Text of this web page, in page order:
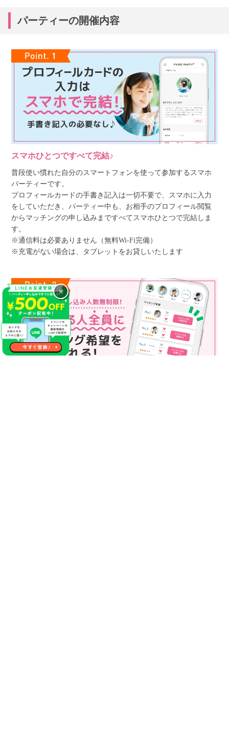
パーティーの開催内容
スマホひとつですべて完結♪
普段使い慣れた自分のスマートフォンを使って参加するスマホ
パーティーです。
プロフィールカードの手書き記入は一切不要で、スマホに入力
をしていただき、パーティー中も、お相手のプロフィール閲覧
からマッチングの申し込みまですべてスマホひとつで完結しま
す。
※通信料は必要ありません（無料Wi-Fi完備）
※充電がない場合は、タブレットをお貸しいたします
×